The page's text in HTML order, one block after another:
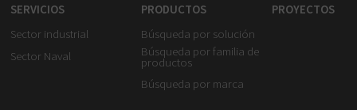
SERVICIOS
Sector industrial
Sector Naval
PRODUCTOS
Búsqueda por solución
Búsqueda por familia de
productos
Búsqueda por marca
PROYECTOS